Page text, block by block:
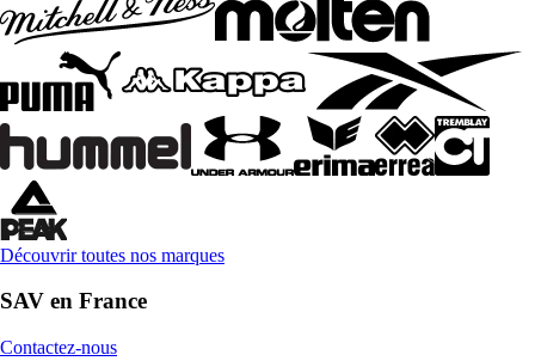
Découvrir toutes nos marques
SAV en France
Contactez-nous